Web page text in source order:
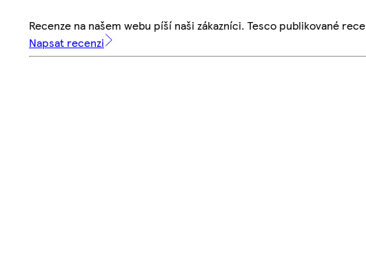
Recenze na našem webu píší naši zákazníci. Tesco publikované
Napsat recenzi